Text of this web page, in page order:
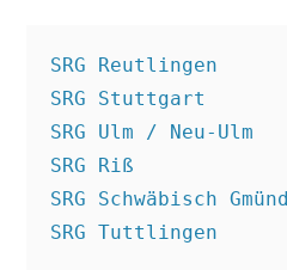
SRG Reutlingen
SRG Stuttgart
SRG Ulm / Neu-Ulm
SRG Riß
SRG Schwäbisch Gmünd
SRG Tuttlingen